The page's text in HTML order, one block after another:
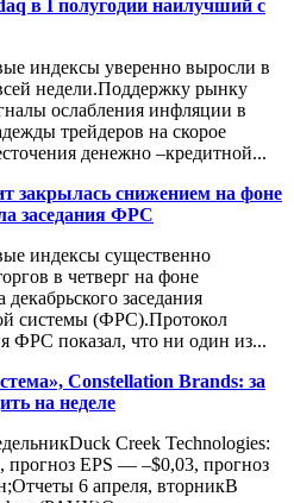
в I полугодии наилучший с
индексы уверенно выросли в
недели.Поддержку рынку
ослабления инфляции в
трейдеров на скорое
денежно –кредитной...
закрылась снижением на фоне
заседания ФРС
индексы существенно
в четверг на фоне
заседания
системы (ФРС).Протокол
ФРС показал, что ни один из...
Constellation Brands: за
на неделе
Creek Technologies:
прогноз EPS — –$0,03, прогноз
6 апреля, вторникВ